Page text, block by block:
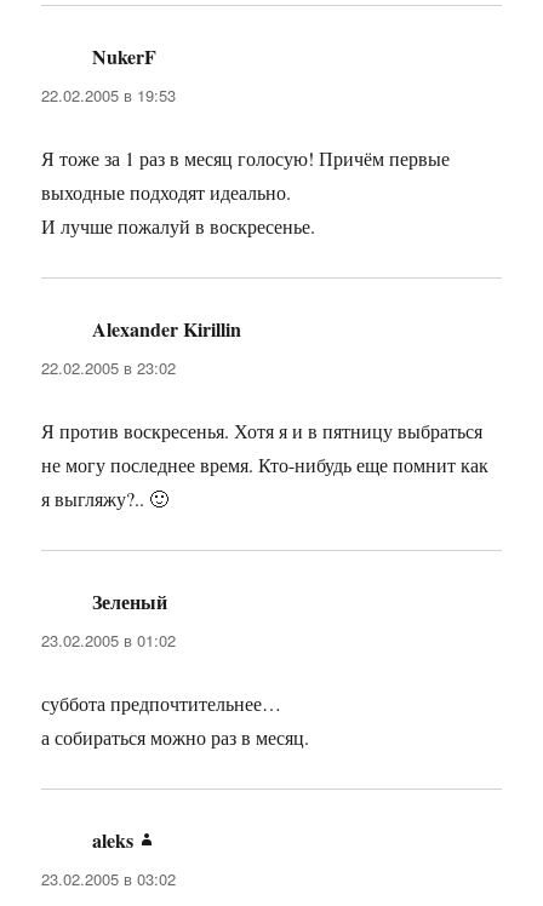
NukerF
22.02.2005 в 19:53
Я тоже за 1 раз в месяц голосую! Причём первые
выходные подходят идеально.
И лучше пожалуй в воскресенье.
Alexander Kirillin
22.02.2005 в 23:02
Я против воскресенья. Хотя я и в пятницу выбраться
не могу последнее время. Кто-нибудь еще помнит как
я выгляжу?.. 🙂
Зеленый
23.02.2005 в 01:02
суббота предпочтительнее…
а собираться можно раз в месяц.
aleks
23.02.2005 в 03:02